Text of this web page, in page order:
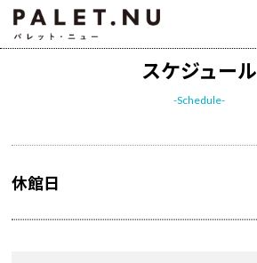
スケジュール
-Schedule-
休館日